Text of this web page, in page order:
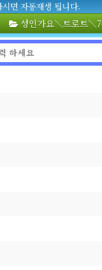
면 자동재생 됩니다.
성인가요＼트로트＼